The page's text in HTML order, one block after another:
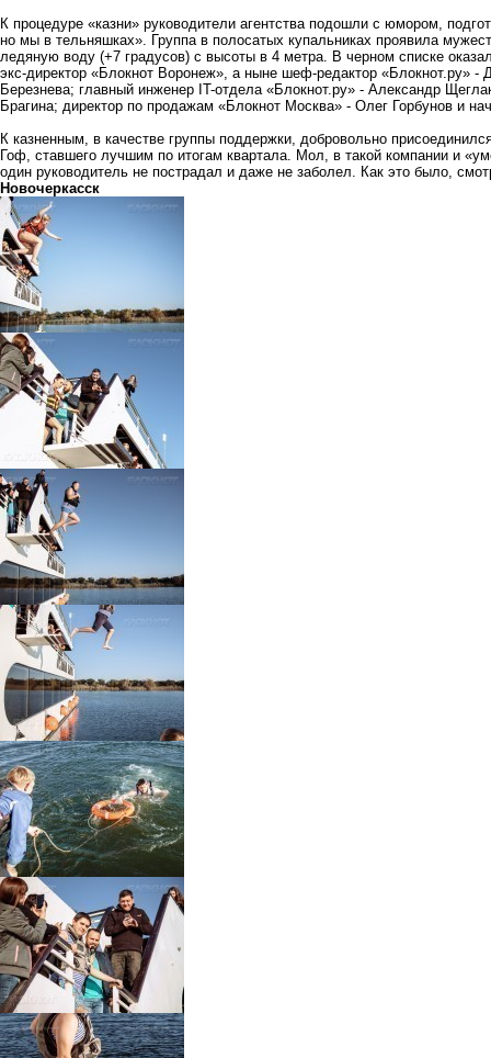
К процедуре «казни» руководители агентства подошли с юмором,
но мы в тельняшках». Группа в полосатых купальниках проявила
ледяную воду (+7 градусов) с высоты в 4 метра. В черном списке
экс-директор «Блокнот Воронеж», а ныне шеф-редактор «Блокнот.ру» -
Березнева; главный инженер IT-отдела «Блокнот.ру» - Александр
Брагина; директор по продажам «Блокнот Москва» - Олег Горбунов и
К казненным, в качестве группы поддержки, добровольно
Гоф, ставшего лучшим по итогам квартала. Мол, в такой компании и
один руководитель не пострадал и даже не заболел. Как это было,
Новочеркасск